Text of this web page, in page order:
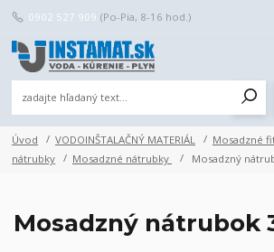
0902 527 909 (Po-Pia, 8-16 hod.)
Úvod VODOINŠTALAČNÝ MATERIÁL Mosadzné
nátrubky
Mosadzné nátrubky Mosadzný
Mosadzný nátrubok